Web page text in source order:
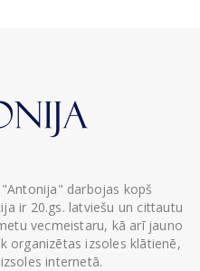
darbojas kopš
ir 20.gs. latviešu un cittautu
vecmeistaru, kā arī jauno
organizētas izsoles klātienē,
internetā.